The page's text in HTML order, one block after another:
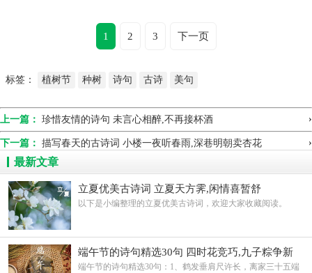
1 2 3 下一页
标签： 植树节 种树 诗句 古诗 美句
上一篇： 珍惜友情的诗句 未言心相醉,不再接杯酒 ›
下一篇： 描写春天的古诗词 小楼一夜听春雨,深巷明朝卖杏花 ›
最新文章
立夏优美古诗词 立夏天方霁,闲情喜暂舒
以下是小编整理的立夏优美古诗词，欢迎大家收藏阅读。
端午节的诗句精选30句 四时花竞巧,九子粽争新
端午节的诗句精选30句：1、鹤发垂肩尺许长，离家三十五端